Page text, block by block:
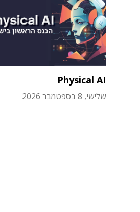
Physical AI
שלישי, 8 בספטמבר 2026